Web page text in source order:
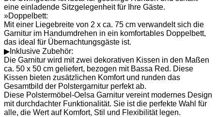
eine einladende Sitzgelegenheit für Ihre Gäste.
»Doppelbett:
Mit einer Liegebreite von 2 x ca. 75 cm verwandelt sich die
Garnitur im Handumdrehen in ein komfortables Doppelbett,
das ideal für Übernachtungsgäste ist.
▶Inklusive Zubehör:
Die Garnitur wird mit zwei dekorativen Kissen in den Maßen
ca. 50 x 50 cm geliefert, bezogen mit Bassa Red. Diese
Kissen bieten zusätzlichen Komfort und runden das
Gesamtbild der Polstergarnitur perfekt ab.
Diese Polstermöbel-Oelsa Garnitur vereint modernes Design
mit durchdachter Funktionalität. Sie ist die perfekte Wahl für
alle, die Wert auf Komfort, Stil und Flexibilität legen.